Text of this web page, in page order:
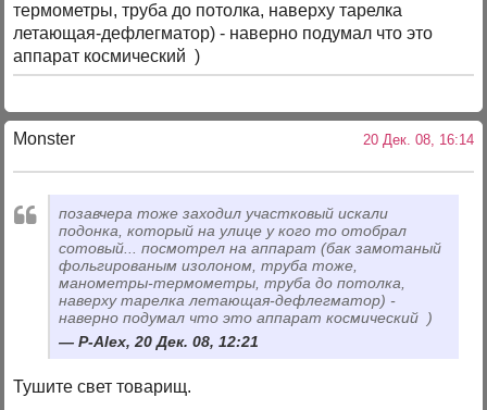
термометры, труба до потолка, наверху тарелка
летающая-дефлегматор) - наверно подумал что это
аппарат космический )
Monster 20 Дек. 08, 16:14
позавчера тоже заходил участковыйискали
подонка, который на улице у кого то отобрал
сотовый... посмотрел на аппарат (бак замотаный
фольгированым изолоном, труба тоже,
манометры-термометры, труба до потолка,
наверху тарелка летающая-дефлегматор) -
наверно подумал что это аппарат космический )
P-Alex, 20 Дек. 08, 12:21
Тушите свет товарищ.